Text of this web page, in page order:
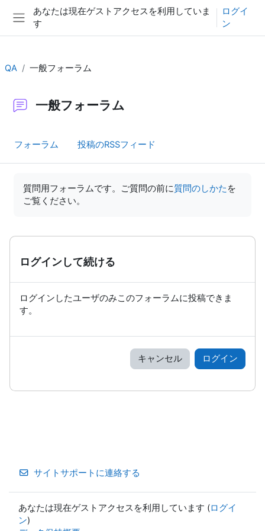
メインコンテンツへスキップする
サイドパネル
あなたは現在ゲストアクセスを利用していま
す
ログイ
ン
QA 一般フォーラム
一般フォーラム
フォーラム 投稿のRSSフィード
質問用フォーラムです。ご質問の前に質問のしかた を
ご覧ください。
ログインして続ける
ログインしたユーザのみこのフォーラムに投稿できま
す。
キャンセル ログイン
サイトサポートに連絡する
あなたは現在ゲストアクセスを利用しています (ログイ
ン)